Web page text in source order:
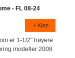
- FL 08-24
Kjøp
er 1-1/2" høyere
modeller 2008